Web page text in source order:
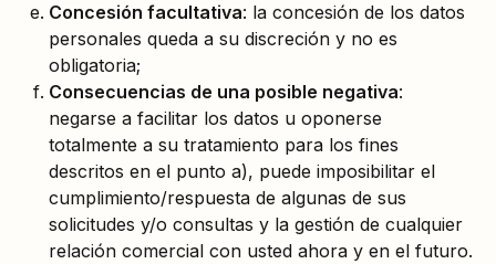
Concesión facultativa: la concesión de los datos
personales queda a su discreción y no es
obligatoria;
Consecuencias de una posible negativa:
negarse a facilitar los datos u oponerse
totalmente a su tratamiento para los fines
descritos en el punto a), puede imposibilitar el
cumplimiento/respuesta de algunas de sus
solicitudes y/o consultas y la gestión de cualquier
relación comercial con usted ahora y en el futuro.